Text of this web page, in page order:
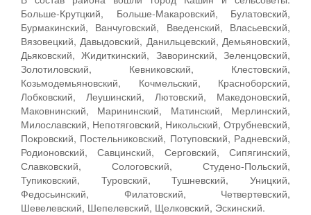
Больше-Крутцкий, Больше-Макаровский, Булатовский,
Бурмакинский, Ванчуговский, Введенский, Власьевский,
Вязовецкий, Давыдовский, Данильцевский, Демьяновский,
Дьяковский, Жидиткинский, Заворинский, Зеленцовский,
Золотиловский, Кевниковский, Клестовский,
Козьмодемьяновский, Кочмельский, Красноборский,
Лобковский, Леушинский, Лютовский, Македоновский,
Маковнинский, Марининский, Матинский, Мерлинский,
Милославский, Непотяговский, Никольский, Отрубневский,
Покровский, Постельниковский, Потуповский, Радневский,
Родионовский, Савцинский, Серговский, Сипягинский,
Славковский, Сологовский, Студено-Польский,
Тупиковский, Туровский, Тушневский, Уницкий,
Федосьинский, Филатовский, Четвертевский,
Шевелевский, Шепелевский, Щелковский, Эскинский.